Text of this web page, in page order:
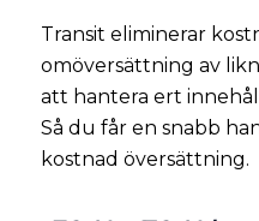
Transit eliminerar
omöversättning av
att hantera ert
Så du får en snabb
kostnad översättning.